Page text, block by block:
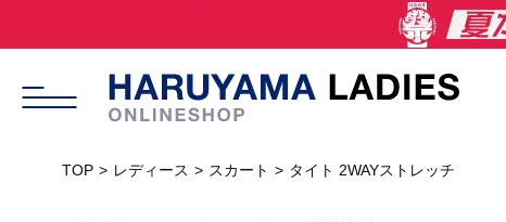
TOP レディース スカート タイト 2WAYストレッチ